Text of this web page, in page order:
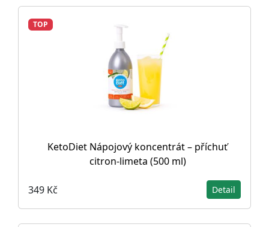
TOP
KetoDiet Nápojový koncentrát – příchuť
citron-limeta (500 ml)
349 Kč Detail